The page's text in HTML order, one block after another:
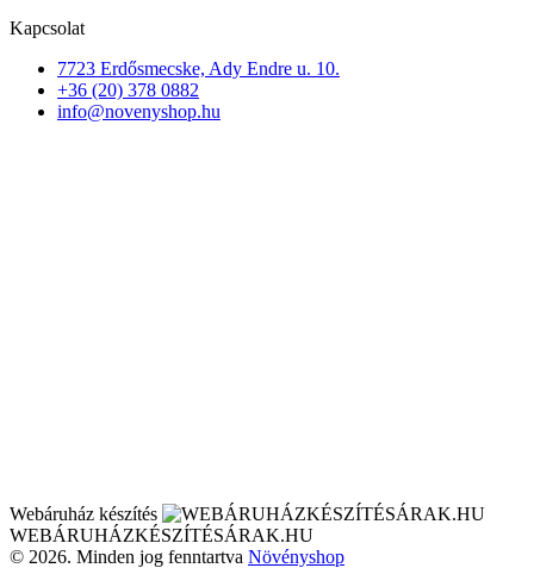
Kapcsolat
7723 Erdősmecske, Ady Endre u. 10.
+36 (20) 378 0882
info@novenyshop.hu
Webáruház készítés
WEBÁRUHÁZKÉSZÍTÉSÁRAK.HU
© 2026. Minden jog fenntartva Növényshop